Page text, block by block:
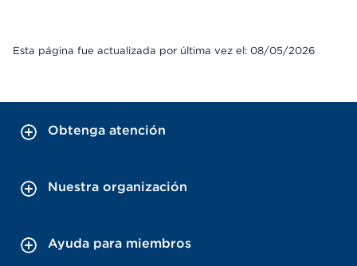
Esta página fue actualizada por última vez el: 08/05/2026
Obtenga atención
Nuestra organización
Ayuda para miembros